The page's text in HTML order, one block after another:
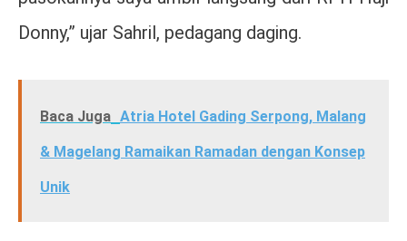
Donny,” ujar Sahril, pedagang daging.
Baca Juga Atria Hotel Gading Serpong, Malang
& Magelang Ramaikan Ramadan dengan Konsep
Unik